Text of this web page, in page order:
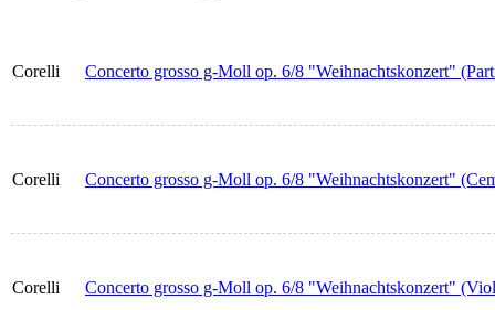
Corelli Concerto grosso g-Moll op. 6/8 "Weihnachtskonzert"
Corelli Concerto grosso g-Moll op. 6/8 "Weihnachtskonzert"
Corelli Concerto grosso g-Moll op. 6/8 "Weihnachtskonzert"